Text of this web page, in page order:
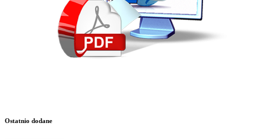
Ostatnio dodane